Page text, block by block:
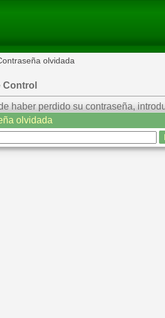
olvidada
Control
haber perdido su contraseña,
olvidada